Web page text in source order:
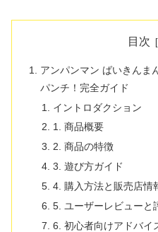
目次
アンパンマン ばいきんま
パンチ！完全ガイド
イントロダクション
1. 商品概要
2. 商品の特徴
3. 遊び方ガイド
4. 購入方法と販売店情
5. ユーザーレビューと
6. 初心者向けアドバイ